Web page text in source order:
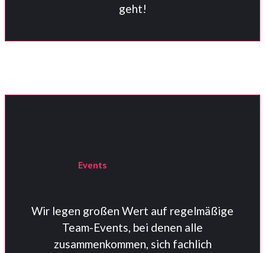
geht!
Events
Wir legen großen Wert auf regelmäßige
Team-Events, bei denen alle
zusammenkommen, sich fachlich